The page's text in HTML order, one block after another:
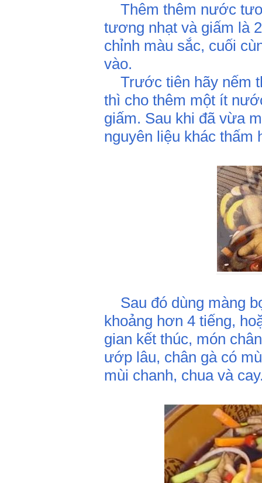
Thêm thêm nước
tương nhạt và giấm là
chỉnh màu sắc, cuối
vào.
Trước tiên hãy nếm
thì cho thêm một ít
giấm. Sau khi đã vừa
nguyên liệu khác thấm
Sau đó dùng màng
khoảng hơn 4 tiếng,
gian kết thúc, món
ướp lâu, chân gà có
mùi chanh, chua và